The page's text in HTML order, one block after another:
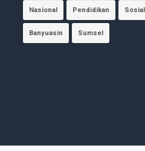
Nasional Pendidikan Sosial
Banyuasin Sumsel